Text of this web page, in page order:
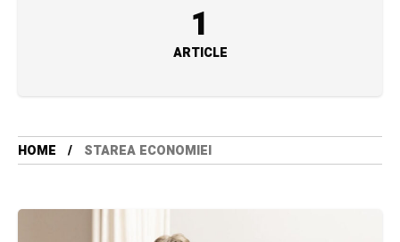
1
ARTICLE
HOME STAREA ECONOMIEI